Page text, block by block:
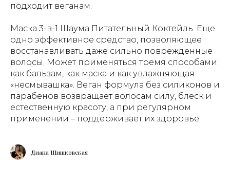
подходит веганам.
Маска 3-в-1 Шаума Питательный Коктейль. Еще
одно эффективное средство, позволяющее
восстанавливать даже сильно поврежденные
волосы. Может применяться тремя способами:
как бальзам, как маска и как увлажняющая
«несмывашка». Веган формула без силиконов и
парабенов возвращает волосам силу, блеск и
естественную красоту, а при регулярном
применении – поддерживает их здоровье.
Диана Шишковская